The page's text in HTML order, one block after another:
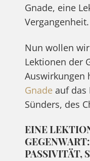
Gnade, eine
Vergangenheit.
Nun wollen
Lektionen der
Auswirkungen
Gnadeauf das
Sünders, des
EINE
PASSIVITÄT,